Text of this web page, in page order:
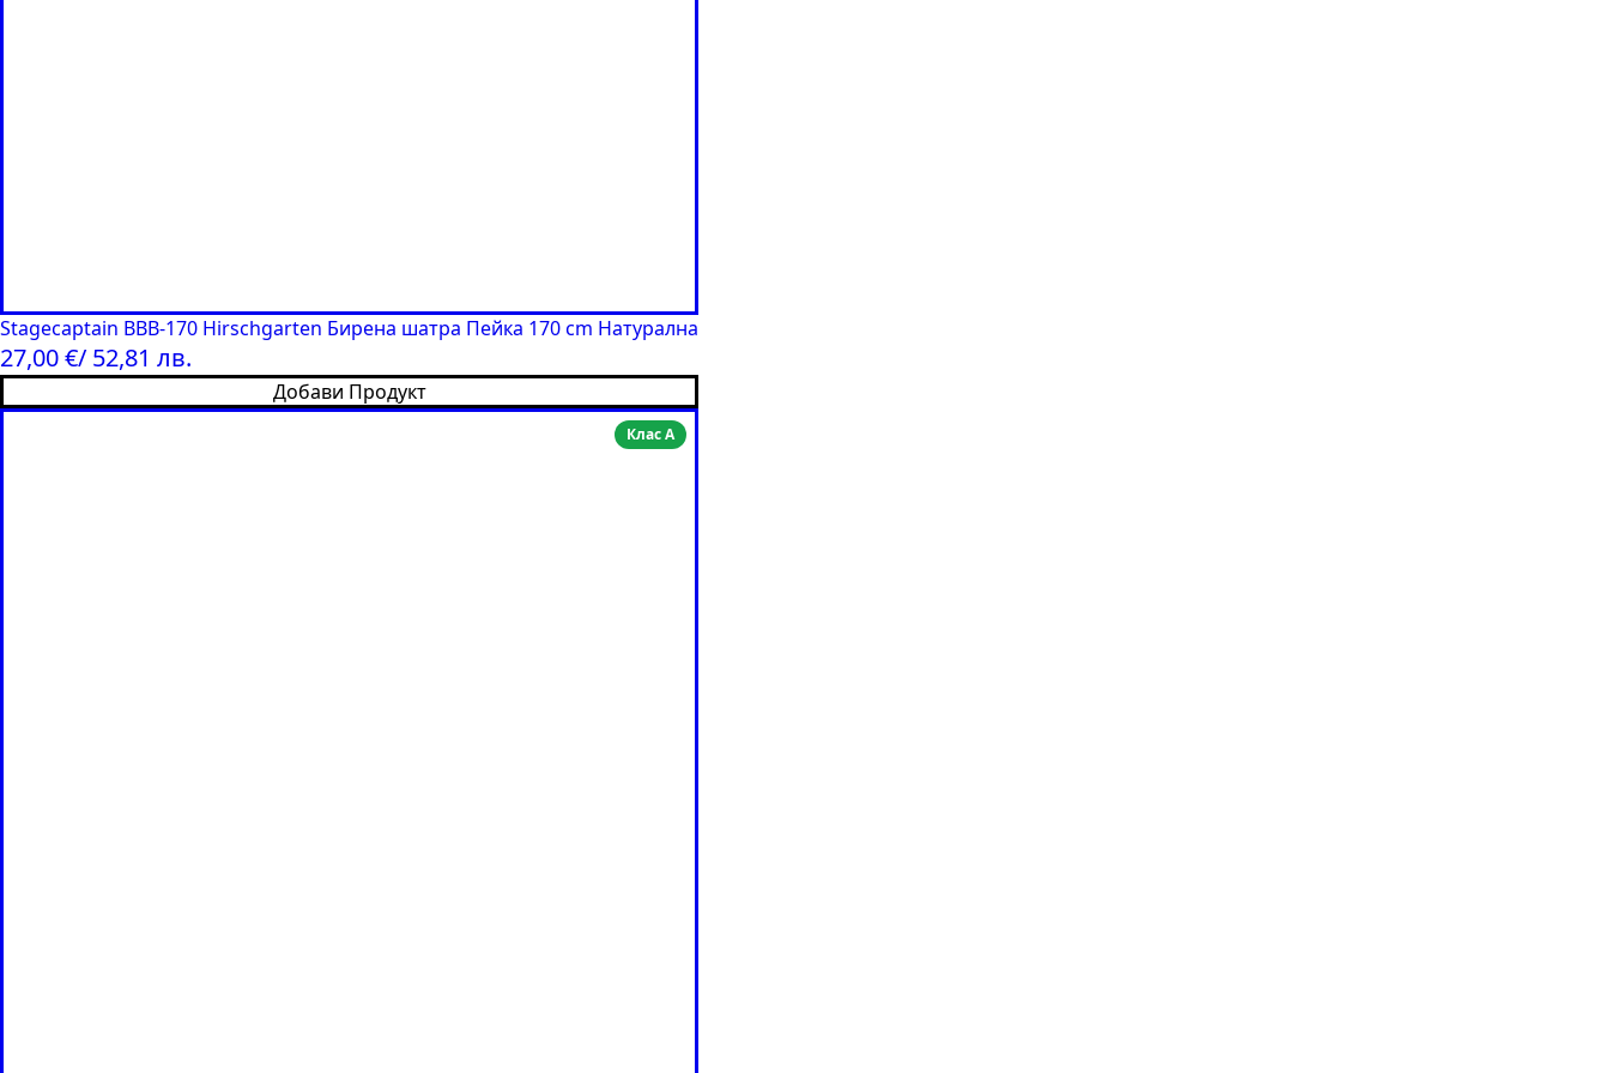
Stagecaptain BBB-170 Hirschgarten Бирена шатра Пейка 170 cm Натурална
27,00€/ 52,81 лв.
Добави Продукт
Клас A